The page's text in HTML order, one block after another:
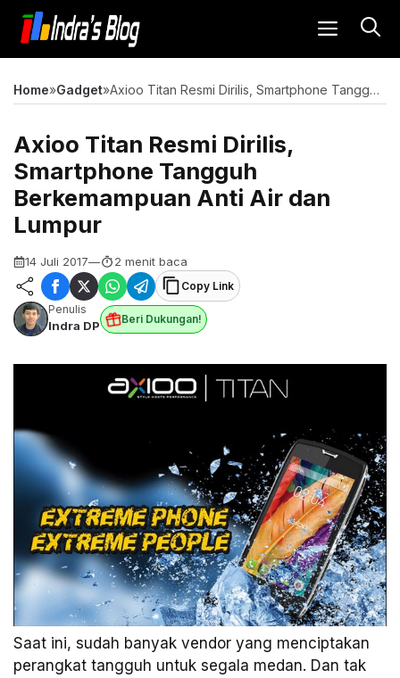
Langsung
isi
MENU
Home»Gadget» Axioo Titan Resmi Dirilis, Smartphone Tangguh Berkemampuan Anti Air dan Lumpur
Axioo Titan Resmi Dirilis,
Smartphone Tangguh
Berkemampuan Anti Air dan
Lumpur
14 Juli 2017— 2 menit baca
Copy Link
Penulis
Indra DP Beri Dukungan!
Saat ini, sudah banyak vendor yang menciptakan
perangkat tangguh untuk segala medan. Dan tak